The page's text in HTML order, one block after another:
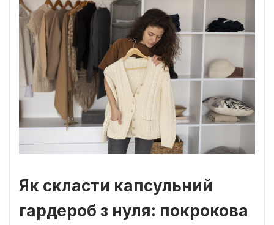
Як скласти капсульний
гардероб з нуля: покрокова